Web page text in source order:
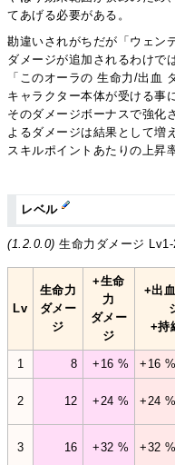
てあげる必要がある。
勘違いされがちだが「ウェン
ダメージが追加されるわけで
「このオーラの 生命力/出血
キャラクター本体が受ける事
そのダメージボーナスで強化
よるダメージは結果として増
スキルポイントあたりの上昇
レベル
(1.2.0.0) 生命力ダメージ
Lv
生命力
ダメー
ジ
+生命
力
ダメー
ジ
+出
+持
1 8 +16 % +16 %
2 12 +24 % +24 %
3 16 +32 % +32 %